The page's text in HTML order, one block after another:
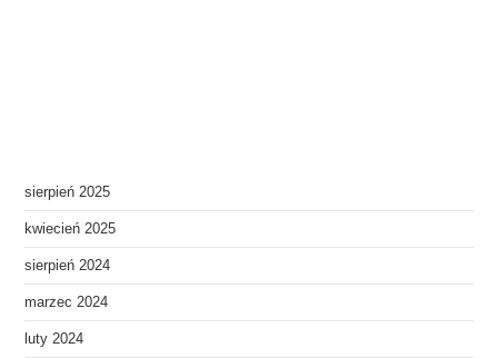
sierpień 2025
kwiecień 2025
sierpień 2024
marzec 2024
luty 2024